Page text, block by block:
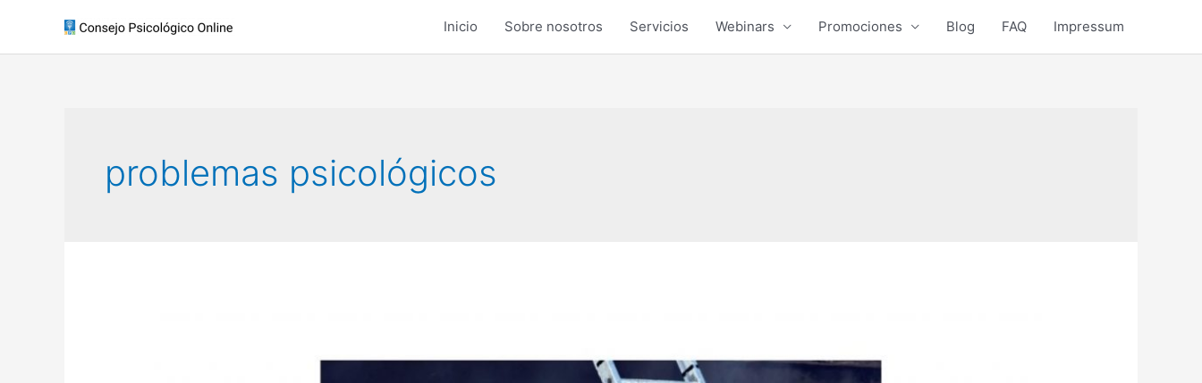
Inicio Sobre nosotros Servicios Webinars Promociones Blog FAQ Impressum
problemas psicológicos